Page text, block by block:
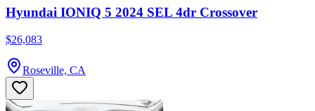
Hyundai IONIQ 5 2024 SEL 4dr Crossover
$26,083
Roseville, CA